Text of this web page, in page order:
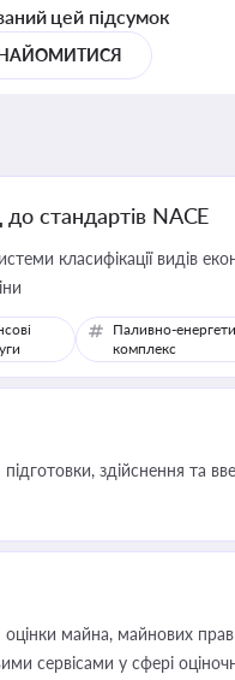
цей підсумок
стандартів NACE
класифікації видів
Паливно-
комплекс
здійснення та
майна, майнових прав
сервісами у сфері